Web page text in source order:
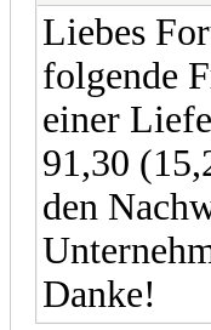
Liebes
folgende
einer
91,30
den
Danke!